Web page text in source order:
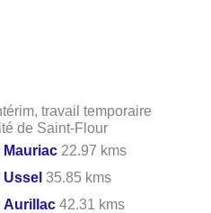
travail temporaire
de Saint-Flour
Mauriac 22.97 kms
Ussel 35.85 kms
Aurillac 42.31 kms